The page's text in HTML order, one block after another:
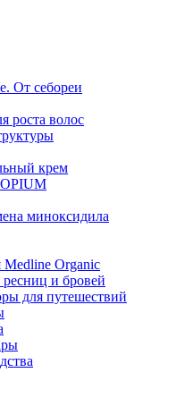
От себореи
роста волос
крем
миноксидила
Medline Organic
и бровей
для путешествий